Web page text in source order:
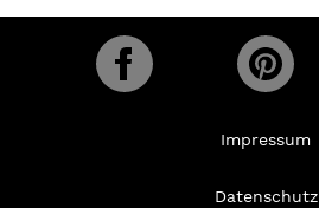
Impressum
Datenschutz